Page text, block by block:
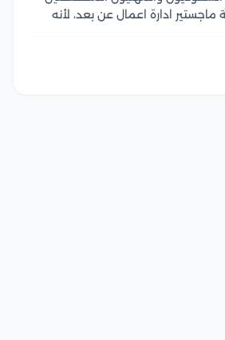
ادارة اعمال عن بعد، لأنه
كما يعتبر خيار...